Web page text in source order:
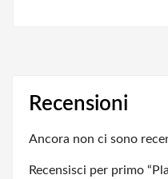
Recensioni
Ancora non ci sono
Recensisci per primo